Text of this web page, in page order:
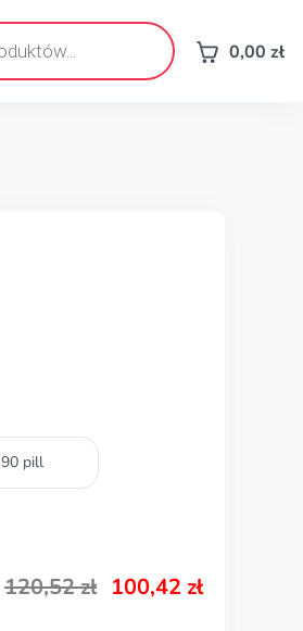
0,00 zł
90 pill
120,52zł 100,42 zł